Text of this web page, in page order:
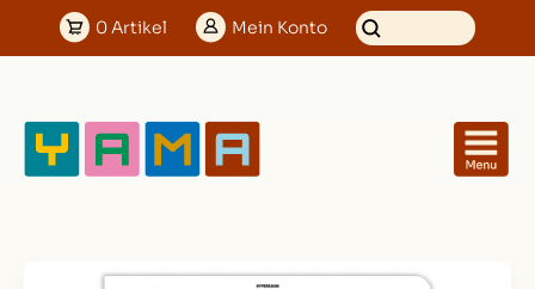
0Artikel Mein Konto